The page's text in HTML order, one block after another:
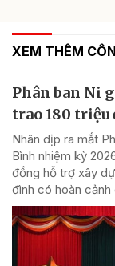
XEM THÊM
Phân ban Ni
trao 180
Nhân dịp ra mắt
Bình nhiệm kỳ
đồng hỗ trợ xây
đình có hoàn